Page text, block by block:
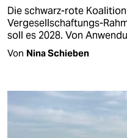
Die schwarz-rote
Vergesellschaftungs-
soll es 2028. Von
Von Nina Schieben